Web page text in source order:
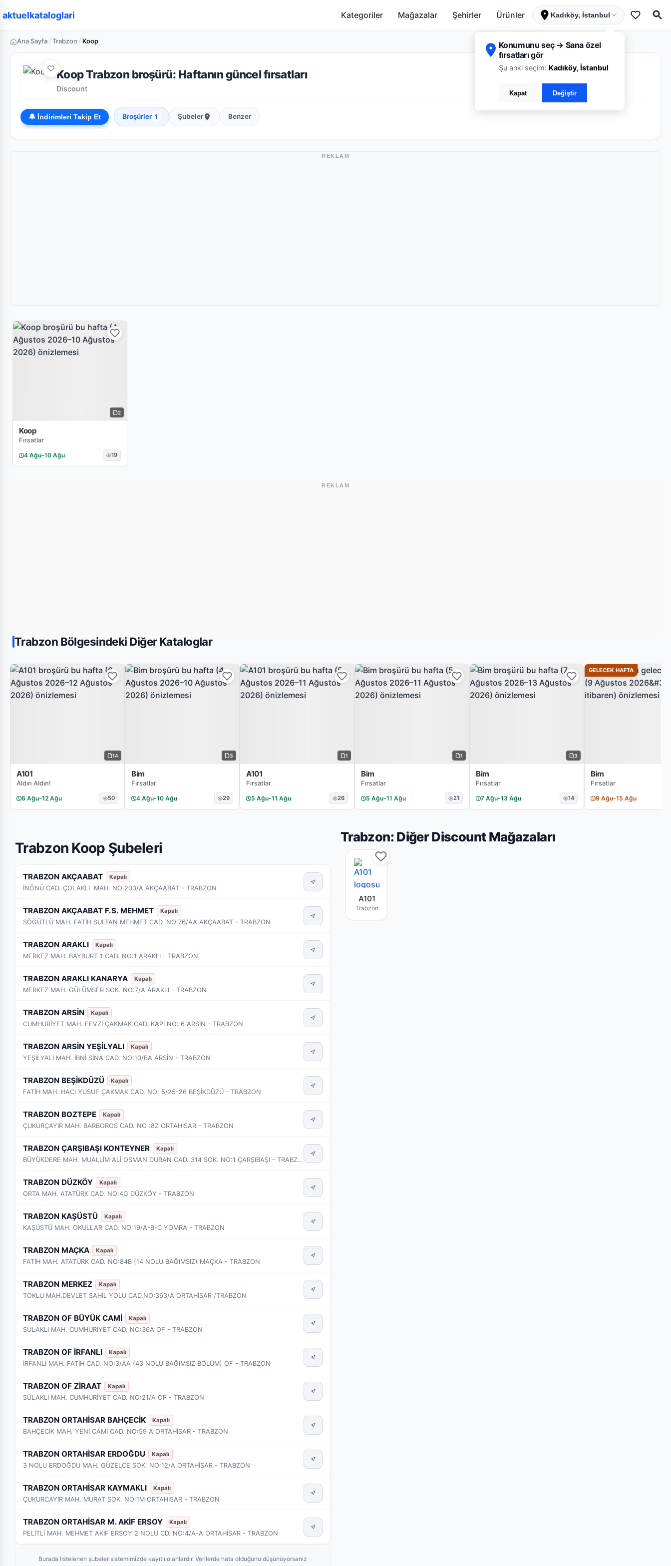
aktuelkataloglari Kategoriler Mağazalar Şehirler Ürünler Kadıköy, İstanbul
Konumunu seç → Sana özel
fırsatları gör
Şu anki seçim: Kadıköy, İstanbul
Kapat Değiştir
Ana Sayfa/Trabzon / Koop
Koop Trabzon broşürü: Haftanın güncel fırsatları
Discount
🔔 İndirimleri Takip Et Broşürler 1 Şubeler Benzer
REKLAM
2
Koop
Fırsatlar
4 Ağu-10 Ağu 19
REKLAM
Trabzon Bölgesindeki Diğer Kataloglar
14
A101
Aldın Aldın!
6 Ağu-12 Ağu 50
3
Bim
Fırsatlar
4 Ağu-10 Ağu 29
1
A101
Fırsatlar
5 Ağu-11 Ağu 26
1
Bim
Fırsatlar
5 Ağu-11 Ağu 21
3
Bim
Fırsatlar
7 Ağu-13 Ağu 14
GELECEK HAFTA
Bim
Fırsatlar
9 Ağu-15 Ağu
Trabzon Koop Şubeleri
TRABZON AKÇAABAT Kapalı
İNÖNÜ CAD. ÇOLAKLI MAH. NO:203/A AKÇAABAT - TRABZON
TRABZON AKÇAABAT F.S. MEHMET Kapalı
SÖĞÜTLÜ MAH. FATİH SULTAN MEHMET CAD. NO:76/AA AKÇAABAT - TRABZON
TRABZON ARAKLI Kapalı
MERKEZ MAH. BAYBURT 1 CAD. NO:1 ARAKLI - TRABZON
TRABZON ARAKLI KANARYA Kapalı
MERKEZ MAH. GÜLÜMSER SOK. NO:7/A ARAKLI - TRABZON
TRABZON ARSİN Kapalı
CUMHURİYET MAH. FEVZİ ÇAKMAK CAD. KAPI NO: 6 ARSİN - TRABZON
TRABZON ARSİN YEŞİLYALI Kapalı
YEŞİLYALI MAH. İBNİ SİNA CAD. NO:10/BA ARSİN - TRABZON
TRABZON BEŞİKDÜZÜ Kapalı
FATİH MAH. HACI YUSUF ÇAKMAK CAD. NO: 5/25-26 BEŞİKDÜZÜ - TRABZON
TRABZON BOZTEPE Kapalı
ÇUKURÇAYIR MAH. BARBOROS CAD. NO :8Z ORTAHİSAR - TRABZON
TRABZON ÇARŞIBAŞI KONTEYNER Kapalı
BÜYÜKDERE MAH. MUALLİM ALİ OSMAN DURAN CAD. 314 SOK. NO:1 ÇARŞIBAŞI - TRABZON
TRABZON DÜZKÖY Kapalı
ORTA MAH. ATATÜRK CAD. NO:4G DÜZKÖY - TRABZON
TRABZON KAŞÜSTÜ Kapalı
KAŞÜSTÜ MAH. OKULLAR CAD. NO:19/A-B-C YOMRA - TRABZON
TRABZON MAÇKA Kapalı
FATİH MAH. ATATÜRK CAD. NO:84B (14 NOLU BAĞIMSIZ) MAÇKA - TRABZON
TRABZON MERKEZ Kapalı
TOKLU MAH.DEVLET SAHİL YOLU CAD.NO:363/A ORTAHİSAR /TRABZON
TRABZON OF BÜYÜK CAMİ Kapalı
SULAKLI MAH. CUMHURİYET CAD. NO:36A OF - TRABZON
TRABZON OF İRFANLI Kapalı
İRFANLI MAH. FATİH CAD. NO:3/AA (43 NOLU BAĞIMSIZ BÖLÜM) OF - TRABZON
TRABZON OF ZİRAAT Kapalı
SULAKLI MAH. CUMHURİYET CAD. NO:21/A OF - TRABZON
TRABZON ORTAHİSAR BAHÇECİK Kapalı
BAHÇECİK MAH. YENİ CAMİ CAD. NO:59 A ORTAHİSAR - TRABZON
TRABZON ORTAHİSAR ERDOĞDU Kapalı
3 NOLU ERDOĞDU MAH. GÜZELCE SOK. NO:12/A ORTAHİSAR - TRABZON
TRABZON ORTAHİSAR KAYMAKLI Kapalı
ÇUKURCAYIR MAH. MURAT SOK. NO:1M ORTAHİSAR - TRABZON
TRABZON ORTAHİSAR M. AKİF ERSOY Kapalı
PELİTLİ MAH. MEHMET AKİF ERSOY 2 NOLU CD. NO:4/A-A ORTAHİSAR - TRABZON
Burada listelenen şubeler sistemimizde kayıtlı olanlardır. Verilerde hata olduğunu düşünüyorsanız
Trabzon: Diğer Discount Mağazaları
A101 Trabzon mağazasının bu haftaki güncel broşürleri
A101
Trabzon